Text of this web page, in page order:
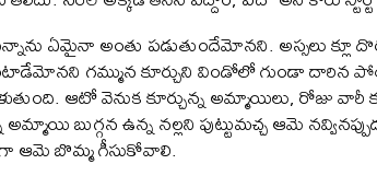
ఏమైనా అంతు పడుతుందేమోనని. అస్సలు క్లూ
గమ్మున కూర్చుని విండోలో గుండా దారిన
ఆటో వెనుక కూర్చున్న అమ్మాయిలు, రోజు వారీ
అమ్మాయి బుగ్గన ఉన్న నల్లని పుట్టుమచ్చ ఆమె
ఆమె బొమ్మ గీసుకోవాలి.